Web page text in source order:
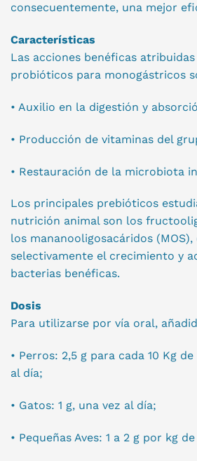
consecuentemente, una mejor
Características
Las acciones benéficas
probióticos para monogástricos
• Auxilio en la digestión y
• Producción de vitaminas del
• Restauración de la microbiota
Los principales prebióticos
nutrición animal son los
los mananooligosacáridos
selectivamente el crecimiento y
bacterias benéficas.
Dosis
Para utilizarse por vía oral,
• Perros: 2,5 g para cada 10 Kg
al día;
• Gatos: 1 g, una vez al día;
• Pequeñas Aves: 1 a 2 g por kg